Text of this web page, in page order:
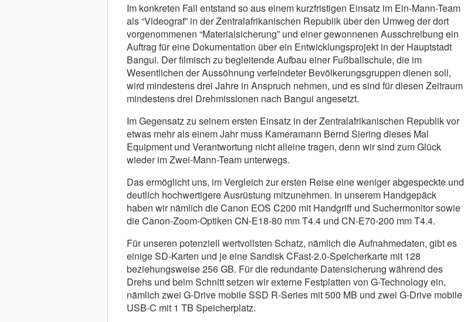
Im konkreten Fall entstand so aus einem kurzfristigen Einsatz im Ein-Mann-Team
als “Videograf” in der Zentralafrikanischen Republik über den Umweg der dort
vorgenommenen “Materialsicherung” und einer gewonnenen Ausschreibung ein
Auftrag für eine Dokumentation über ein Entwicklungsprojekt in der Hauptstadt
Bangui. Der filmisch zu begleitende Aufbau einer Fußballschule, die im
Wesentlichen der Aussöhnung verfeindeter Bevölkerungsgruppen dienen soll,
wird mindestens drei Jahre in Anspruch nehmen, und es sind für diesen Zeitraum
mindestens drei Drehmissionen nach Bangui angesetzt.
Im Gegensatz zu seinem ersten Einsatz in der Zentralafrikanischen Republik vor
etwas mehr als einem Jahr muss Kameramann Bernd Siering dieses Mal
Equipment und Verantwortung nicht alleine tragen, denn wir sind zum Glück
wieder im Zwei-Mann-Team unterwegs.
Das ermöglicht uns, im Vergleich zur ersten Reise eine weniger abgespeckte und
deutlich hochwertigere Ausrüstung mitzunehmen. In unserem Handgepäck
haben wir nämlich die Canon EOS C200 mit Handgriff und Suchermonitor sowie
die Canon-Zoom-Optiken CN-E18-80 mm T4.4 und CN-E70-200 mm T4.4.
Für unseren potenziell wertvollsten Schatz, nämlich die Aufnahmedaten, gibt es
einige SD-Karten und je eine Sandisk CFast-2.0-Speicherkarte mit 128
beziehungsweise 256 GB. Für die redundante Datensicherung während des
Drehs und beim Schnitt setzen wir externe Festplatten von G-Technology ein,
nämlich zwei G-Drive mobile SSD R-Series mit 500 MB und zwei G-Drive mobile
USB-C mit 1 TB Speicherplatz.